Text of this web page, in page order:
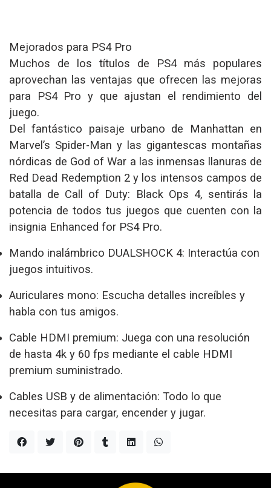
Mejorados para PS4 Pro
Muchos de los títulos de PS4 más populares
aprovechan las ventajas que ofrecen las mejoras
para PS4 Pro y que ajustan el rendimiento del
juego.
Del fantástico paisaje urbano de Manhattan en
Marvel’s Spider-Man y las gigantescas montañas
nórdicas de God of War a las inmensas llanuras de
Red Dead Redemption 2 y los intensos campos de
batalla de Call of Duty: Black Ops 4, sentirás la
potencia de todos tus juegos que cuenten con la
insignia Enhanced for PS4 Pro.
Mando inalámbrico DUALSHOCK 4: Interactúa con
juegos intuitivos.
Auriculares mono: Escucha detalles increíbles y
habla con tus amigos.
Cable HDMI premium: Juega con una resolución
de hasta 4k y 60 fps mediante el cable HDMI
premium suministrado.
Cables USB y de alimentación: Todo lo que
necesitas para cargar, encender y jugar.